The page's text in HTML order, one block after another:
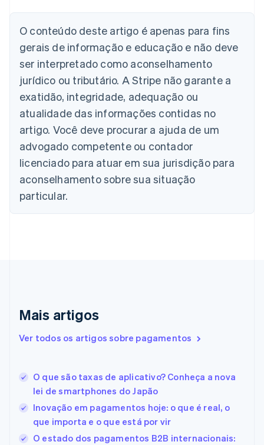
O conteúdo deste artigo é apenas para fins
gerais de informação e educação e não deve
ser interpretado como aconselhamento
jurídico ou tributário. A Stripe não garante a
exatidão, integridade, adequação ou
atualidade das informações contidas no
artigo. Você deve procurar a ajuda de um
advogado competente ou contador
licenciado para atuar em sua jurisdição para
aconselhamento sobre sua situação
particular.
Mais artigos
Ver todos os artigos sobre pagamentos
O que são taxas de aplicativo? Conheça a nova
lei de smartphones do Japão
Inovação em pagamentos hoje: o que é real, o
que importa e o que está por vir
O estado dos pagamentos B2B internacionais:
Austrália
Áustria
DeutschEnglish
Bélgica
English
Brasil
PortuguêsEnglish
Bulgária
English
Canadá
English Français
China continental
简体中文 English
Chipre
Croácia
Eslovênia
Espanha
English Español简体中文
Estônia
Finlândia
EnglishSvenska
França